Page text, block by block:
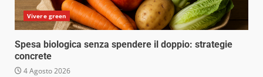
Vivere green
Spesa biologica senza spendere il doppio: strategie
concrete
4 Agosto 2026